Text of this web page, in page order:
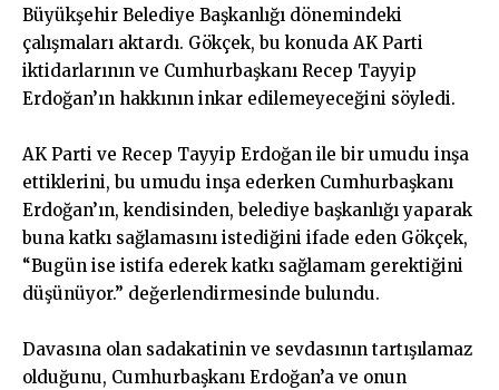
Büyükşehir Belediye Başkanlığı dönemindeki
çalışmaları aktardı. Gökçek, bu konuda AK Parti
iktidarlarının ve Cumhurbaşkanı Recep Tayyip
Erdoğan’ın hakkının inkar edilemeyeceğini söyledi.
AK Parti ve Recep Tayyip Erdoğan ile bir umudu inşa
ettiklerini, bu umudu inşa ederken Cumhurbaşkanı
Erdoğan’ın, kendisinden, belediye başkanlığı yaparak
buna katkı sağlamasını istediğini ifade eden Gökçek,
“Bugün ise istifa ederek katkı sağlamam gerektiğini
düşünüyor.” değerlendirmesinde bulundu.
Davasına olan sadakatinin ve sevdasının tartışılamaz
olduğunu, Cumhurbaşkanı Erdoğan’a ve onun